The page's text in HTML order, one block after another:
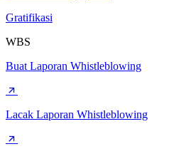
Gratifikasi
WBS
Buat Laporan Whistleblowing
Lacak Laporan Whistleblowing